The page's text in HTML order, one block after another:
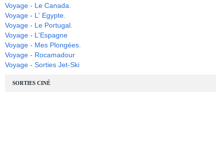
Voyage - Le Canada.
Voyage - L' Egypte.
Voyage - Le Portugal.
Voyage - L'Espagne
Voyage - Mes Plongées.
Voyage - Rocamadour
Voyage - Sorties Jet-Ski
SORTIES CINÉ